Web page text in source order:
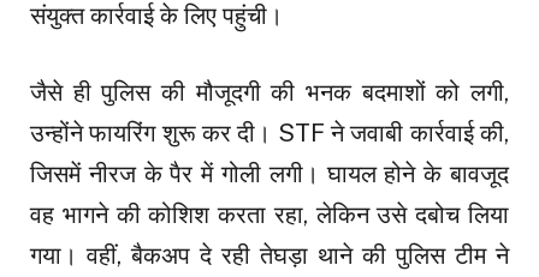
संयुक्त कार्रवाई के लिए पहुंची।
जैसे ही पुलिस की मौजूदगी की भनक बदमाशों को लगी,
उन्होंने फायरिंग शुरू कर दी। STF ने जवाबी कार्रवाई की,
जिसमें नीरज के पैर में गोली लगी। घायल होने के बावजूद
वह भागने की कोशिश करता रहा, लेकिन उसे दबोच लिया
गया। वहीं, बैकअप दे रही तेघड़ा थाने की पुलिस टीम ने